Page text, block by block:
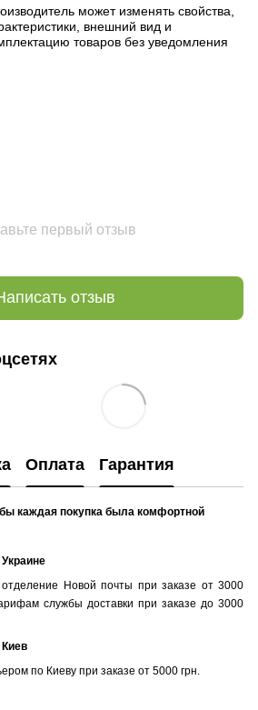
может изменять свойства,
внешний вид и
товаров без уведомления
первый отзыв
отзыв
Оплата Гарантия
каждая покупка была комфортной
Новой почты при заказе от 3000
службы доставки при заказе до 3000
Киев
по Киеву при заказе от 5000 грн.